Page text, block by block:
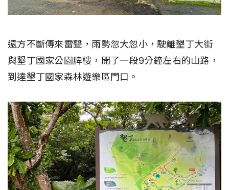
遠方不斷傳來雷聲，雨勢忽大忽小，駛離墾丁大街
與墾丁國家公園牌樓，開了一段9分鐘左右的山路，
到達墾丁國家森林遊樂區門口。